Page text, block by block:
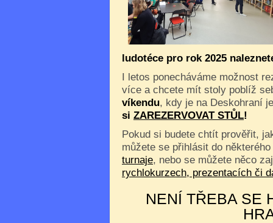
ludotéce pro rok 2025
I letos ponecháváme možnost
více a chcete mít stoly poblíž
víkendu, kdy je na Deskohraní
si ZAREZERVOVAT STŮL!
Pokud si budete chtít prověřit,
můžete se přihlásit do
turnaje, nebo se můžete něco
rychlokurzech, prezentacích či
NENÍ TŘEBA SE